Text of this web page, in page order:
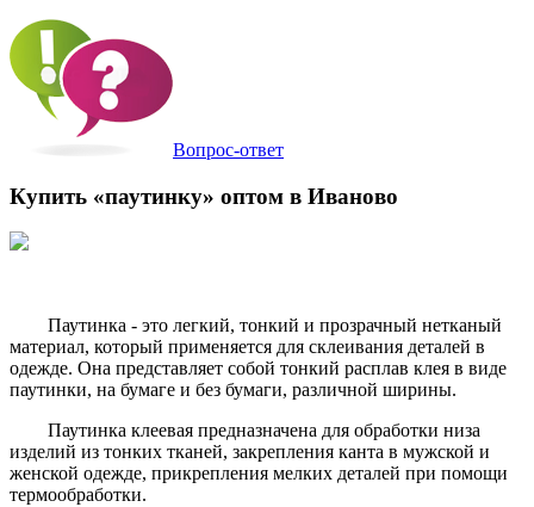
Вопрос-ответ
Купить «паутинку» оптом в Иваново
Паутинка - это легкий, тонкий и прозрачный нетканый
материал, который применяется для склеивания деталей в
одежде. Она представляет собой тонкий расплав клея в виде
паутинки, на бумаге и без бумаги, различной ширины.
Паутинка клеевая предназначена для обработки низа
изделий из тонких тканей, закрепления канта в мужской и
женской одежде, прикрепления мелких деталей при помощи
термообработки.